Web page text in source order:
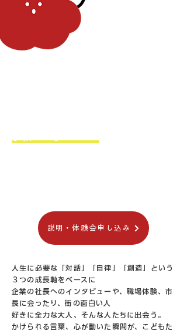
説明・体験会申し込み
人生に必要な「対話」「自律」「創造」という
３つの成長軸をベースに
企業の社長へのインタビューや、職場体験、市
長に会ったり、街の面白い人
好きに全力な大人、そんな人たちに出会う。
かけられる言葉、心が動いた瞬間が、こどもた